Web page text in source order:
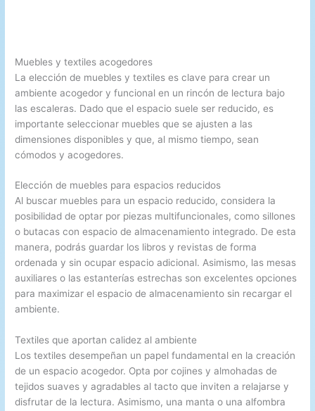
Muebles y textiles acogedores
La elección de muebles y textiles es clave para crear un
ambiente acogedor y funcional en un rincón de lectura bajo
las escaleras. Dado que el espacio suele ser reducido, es
importante seleccionar muebles que se ajusten a las
dimensiones disponibles y que, al mismo tiempo, sean
cómodos y acogedores.
Elección de muebles para espacios reducidos
Al buscar muebles para un espacio reducido, considera la
posibilidad de optar por piezas multifuncionales, como sillones
o butacas con espacio de almacenamiento integrado. De esta
manera, podrás guardar los libros y revistas de forma
ordenada y sin ocupar espacio adicional. Asimismo, las mesas
auxiliares o las estanterías estrechas son excelentes opciones
para maximizar el espacio de almacenamiento sin recargar el
ambiente.
Textiles que aportan calidez al ambiente
Los textiles desempeñan un papel fundamental en la creación
de un espacio acogedor. Opta por cojines y almohadas de
tejidos suaves y agradables al tacto que inviten a relajarse y
disfrutar de la lectura. Asimismo, una manta o una alfombra